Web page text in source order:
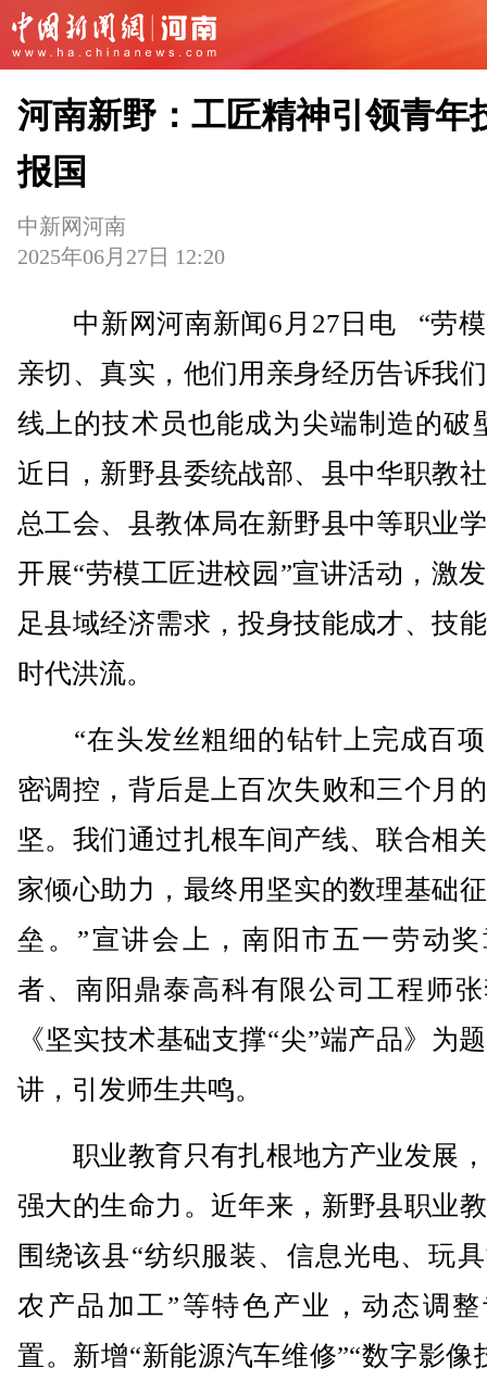
河南新野：工匠精神引领青年
报国
中新网河南
2025年06月27日 12:20
中新网河南新闻6月27日电 “劳模
亲切、真实，他们用亲身经历告诉我
线上的技术员也能成为尖端制造的破
近日，新野县委统战部、县中华职教
总工会、县教体局在新野县中等职业
开展“劳模工匠进校园”宣讲活动，激
足县域经济需求，投身技能成才、技
时代洪流。
“在头发丝粗细的钻针上完成百项
密调控，背后是上百次失败和三个月
坚。我们通过扎根车间产线、联合相
家倾心助力，最终用坚实的数理基础
垒。”宣讲会上，南阳市五一劳动
者、南阳鼎泰高科有限公司工程师
《坚实技术基础支撑“尖”端产品》为
讲，引发师生共鸣。
职业教育只有扎根地方产业发展
强大的生命力。近年来，新野县职业
围绕该县“纺织服装、信息光电、玩
农产品加工”等特色产业，动态调
置。新增“新能源汽车维修”“数字影像